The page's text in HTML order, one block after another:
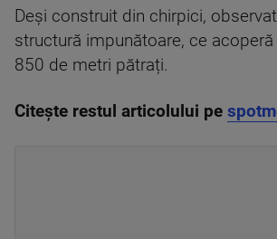
Deși construit din chirpici,
structură impunătoare, ce
850 de metri pătrați.
Citește restul articolului pe